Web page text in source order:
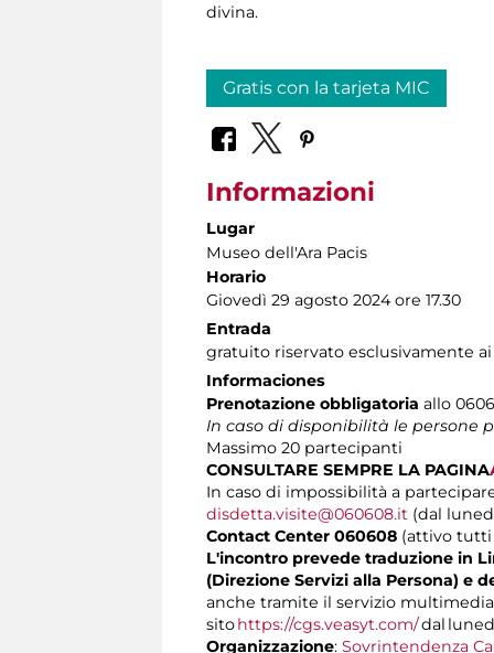
divina.
Gratis con la tarjeta MIC
Informazioni
Lugar
Museo dell'Ara Pacis
Horario
Giovedì 29 agosto 2024 ore 17.30
Entrada
gratuito riservato esclusivamente
Informaciones
Prenotazione obbligatoria allo
In caso di disponibilità le persone
Massimo 20 partecipanti
CONSULTARE SEMPRE LA PAGINA
In caso di impossibilità a
disdetta.visite@060608.it (dal
Contact Center 060608 (attivo tutti
L'incontro prevede traduzione in
(Direzione Servizi alla Persona) e
anche tramite il servizio
sitohttps://cgs.veasyt.com/dal
Organizzazione: Sovrintendenza